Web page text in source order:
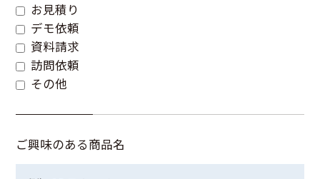
お見積り
デモ依頼
資料請求
訪問依頼
その他
ご興味のある商品名